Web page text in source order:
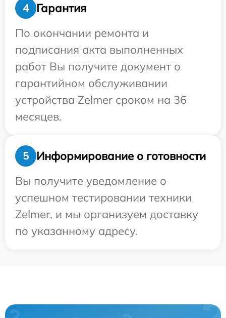
4
Гарантия
По окончании ремонта и
подписания акта выполненных
работ Вы получите документ о
гарантийном обслуживании
устройства Zelmer сроком на 36
месяцев.
5
Информирование о готовности
Вы получите уведомление о
успешном тестировании техники
Zelmer, и мы организуем доставку
по указанному адресу.